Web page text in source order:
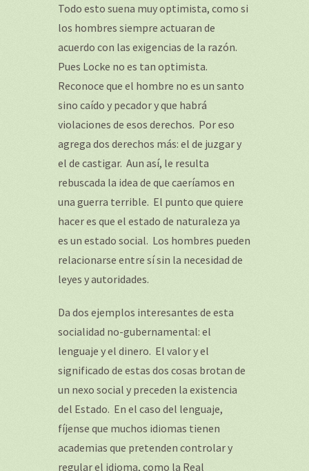
Todo esto suena muy optimista, como si
los hombres siempre actuaran de
acuerdo con las exigencias de la razón.
Pues Locke no es tan optimista.
Reconoce que el hombre no es un santo
sino caído y pecador y que habrá
violaciones de esos derechos. Por eso
agrega dos derechos más: el de juzgar y
el de castigar. Aun así, le resulta
rebuscada la idea de que caeríamos en
una guerra terrible. El punto que quiere
hacer es que el estado de naturaleza ya
es un estado social. Los hombres pueden
relacionarse entre sí sin la necesidad de
leyes y autoridades.
Da dos ejemplos interesantes de esta
socialidad no-gubernamental: el
lenguaje y el dinero. El valor y el
significado de estas dos cosas brotan de
un nexo social y preceden la existencia
del Estado. En el caso del lenguaje,
fíjense que muchos idiomas tienen
academias que pretenden controlar y
regular el idioma, como la Real